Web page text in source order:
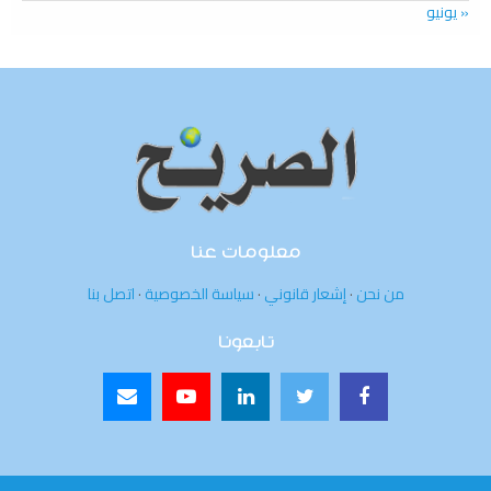
« يونيو
معلومات عنا
من نحن·إشعار قانوني·سياسة الخصوصية·اتصل بنا
تابعونا